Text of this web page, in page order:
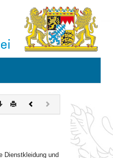
Download
DruckenVorherigesNächstes
Dokument
(inaktiv)
Dienstkleidung und